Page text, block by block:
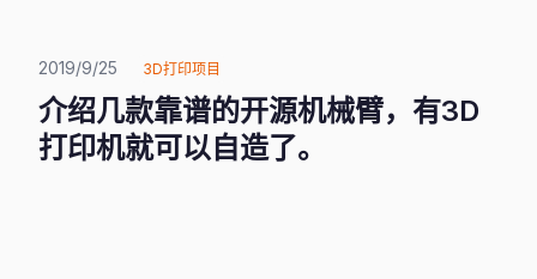
2019/9/25 3D打印项目
介绍几款靠谱的开源机械臂，有3D
打印机就可以自造了。